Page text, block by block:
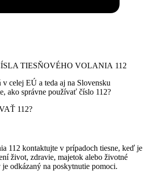
TIESŇOVÉHO VOLANIA 112
celej EÚ a teda aj na Slovensku
ako správne používať číslo 112?
112?
112 kontaktujte v prípadoch tiesne, keď je
život, zdravie, majetok alebo životné
odkázaný na poskytnutie pomoci.